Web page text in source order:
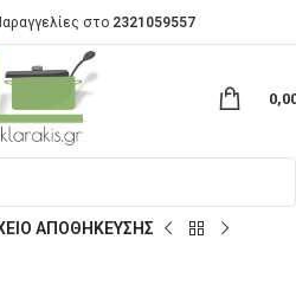
στο 2321059557
ΑΠΟΘΗΚΕΥΣΗΣ